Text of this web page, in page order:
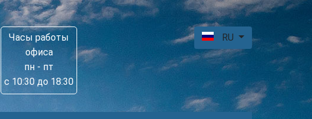
Часы работы
офиса
пн - пт
с 10:30 до 18:30
RU